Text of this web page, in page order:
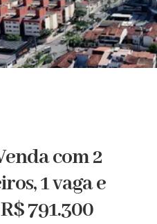
com 2
1 vaga e
791.300